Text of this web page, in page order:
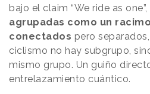
bajo el claim “We ride as
agrupadas como un
conectados pero
ciclismo no hay subgrupo,
mismo grupo. Un guiño
entrelazamiento cuántico.